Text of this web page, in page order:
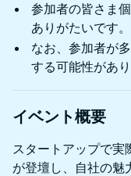
参加者の皆さま
ありがたいです。
なお、参加者が
する可能性があり
イベント概要
スタートアップで実
が登壇し、自社の魅